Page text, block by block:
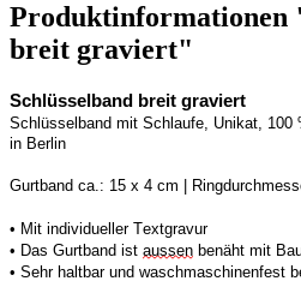
Produktinformationen
breit graviert"
Schlüsselband breit graviert
Schlüsselband mit Schlaufe, Unikat, 100
in Berlin
Gurtband ca.: 15 x 4 cm |
• Mit individueller Textgravur
• Das Gurtband ist aussen benäht mit
• Sehr haltbar und waschmaschinenfest